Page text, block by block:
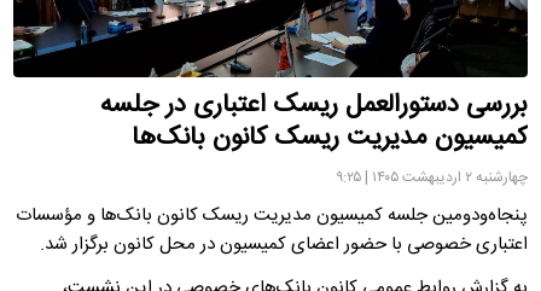
بررسی دستورالعمل ریسک اعتباری در جلسه
کمیسیون مدیریت ریسک کانون بانک‌ها
چهارشنبه ۲ اردیبهشت ۱۴۰۵ | ۹:۲۵
پنجاه‌ودومین جلسه کمیسیون مدیریت ریسک کانون بانک‌ها و مؤسسات
اعتباری خصوصی با حضور اعضای کمیسیون در محل کانون برگزار شد.